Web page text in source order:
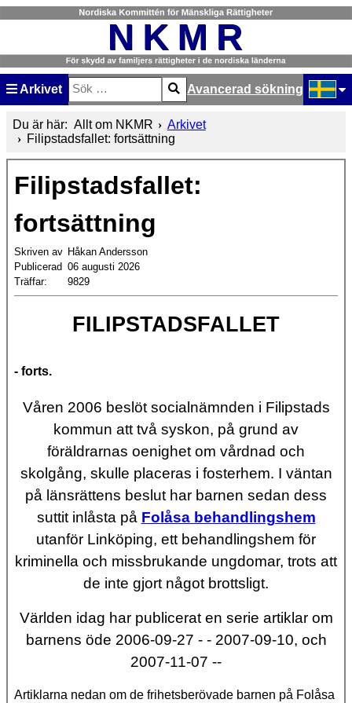
Arkivet
Sök
Type 2 or more characters for results.
Avancerad sökning
Du är här: Allt om NKMR
Arkivet
Filipstadsfallet: fortsättning
Filipstadsfallet:
fortsättning
Skriven av Håkan Andersson
Publicerad 06 augusti 2026
Träffar:
9829
FILIPSTADSFALLET
- forts.
Våren 2006 beslöt socialnämnden i Filipstads
kommun att två syskon, på grund av
föräldrarnas oenighet om vårdnad och
skolgång, skulle placeras i fosterhem. I väntan
på länsrättens beslut har barnen sedan dess
suttit inlåsta på Folåsa behandlingshem
utanför Linköping, ett behandlingshem för
kriminella och missbrukande ungdomar, trots att
de inte gjort något brottsligt.
Världen idag har publicerat en serie artiklar om
barnens öde 2006-09-27 - - 2007-09-10, och
2007-11-07 --
Artiklarna nedan om de frihetsberövade barnen på Folåsa